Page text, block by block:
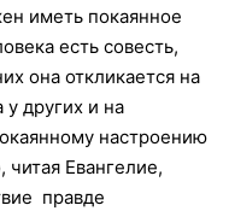
иметь покаянное
есть совесть,
она откликается на
других и на
настроению
читая Евангелие,
правде